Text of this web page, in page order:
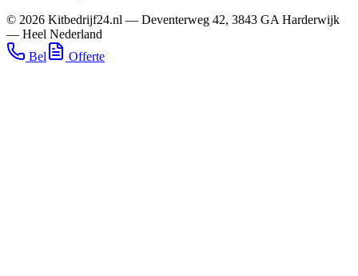
© 2026 Kitbedrijf24.nl — Deventerweg 42, 3843 GA Harderwijk
— Heel Nederland
Bel
Offerte